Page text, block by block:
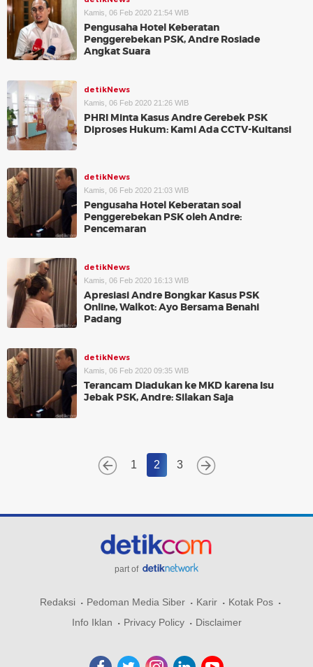
Kamis, 06 Feb 2020 21:54 WIB
Pengusaha Hotel Keberatan
Penggerebekan PSK, Andre Rosiade
Angkat Suara
detikNews
Kamis, 06 Feb 2020 21:26 WIB
PHRI Minta Kasus Andre Gerebek PSK
Diproses Hukum: Kami Ada CCTV-Kuitansi
detikNews
Kamis, 06 Feb 2020 21:03 WIB
Pengusaha Hotel Keberatan soal
Penggerebekan PSK oleh Andre:
Pencemaran
detikNews
Kamis, 06 Feb 2020 16:13 WIB
Apresiasi Andre Bongkar Kasus PSK
Online, Walkot: Ayo Bersama Benahi
Padang
detikNews
Kamis, 06 Feb 2020 09:35 WIB
Terancam Diadukan ke MKD karena Isu
Jebak PSK, Andre: Silakan Saja
1 2 3
part of
Redaksi Pedoman Media Siber Karir
Kotak Pos
Info Iklan
Privacy Policy Disclaimer